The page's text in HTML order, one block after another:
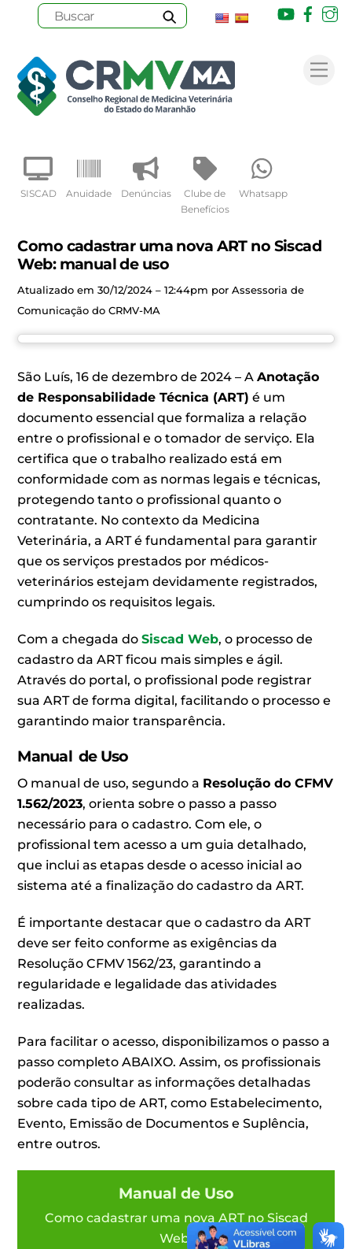
content
SISCAD Anuidade Denúncias
Clube de
Benefícios
Whatsapp
Youtube
Como cadastrar uma nova ART no Siscad
Web: manual de uso
Atualizado em 30/12/2024 – 12:44pm por Assessoria de
Comunicação do CRMV-MA
São Luís, 16 de dezembro de 2024 – AAnotação
de Responsabilidade Técnica (ART) é um
documento essencial que formaliza a relação
entre o profissional e o tomador de serviço. Ela
certifica que o trabalho realizado está em
conformidade com as normas legais e técnicas,
protegendo tanto o profissional quanto o
contratante. No contexto da Medicina
Veterinária, a ART é fundamental para garantir
que os serviços prestados por médicos-
veterinários estejam devidamente registrados,
cumprindo os requisitos legais.
Com a chegada doSiscad Web, o processo de
cadastro da ART ficou mais simples e ágil.
Através do portal, o profissional pode registrar
sua ART de forma digital, facilitando o processo e
garantindo maior transparência.
Manual de Uso
O manual de uso, segundo a Resolução do CFMV
1.562/2023, orienta sobre o passo a passo
necessário para o cadastro. Com ele, o
profissional tem acesso a um guia detalhado,
que inclui as etapas desde o acesso inicial ao
sistema até a finalização do cadastro da ART.
É importante destacar que o cadastro da ART
deve ser feito conforme as exigências da
Resolução CFMV 1562/23, garantindo a
regularidade e legalidade das atividades
realizadas.
Para facilitar o acesso, disponibilizamos o passo a
passo completo ABAIXO. Assim, os profissionais
poderão consultar as informações detalhadas
sobre cada tipo de ART, como Estabelecimento,
Evento, Emissão de Documentos e Suplência,
entre outros.
Manual de Uso
Como cadastrar uma nova ART no Siscad
Web.